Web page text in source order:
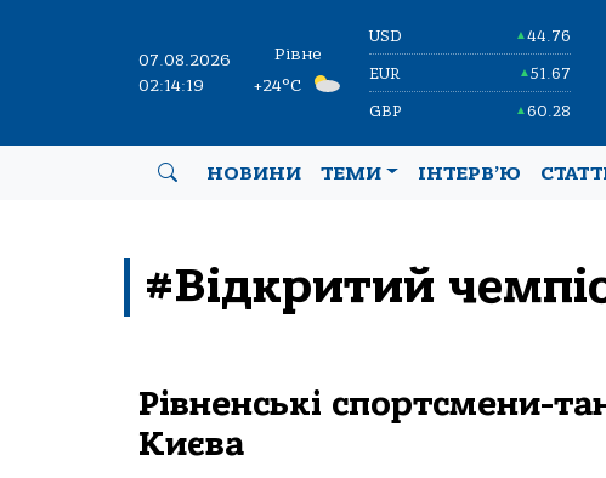
07.08.2026
02:14:19
Рівне
+24°C
USD ▲44.76
EUR ▲51.67
GBP ▲60.28
НОВИНИ ТЕМИ ІНТЕРВ’Ю
#Відкритий
Рівненські спортсмени-
Києва